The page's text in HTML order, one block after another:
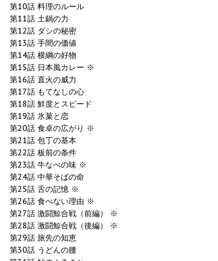
第10話 料理のルール
第11話 土鍋の力
第12話 ダシの秘密
第13話 手間の価値
第14話 横綱の好物
第15話 日本風カレー ※
第16話 直火の威力
第17話 もてなしの心
第18話 鮮度とスピード
第19話 氷菓と恋
第20話 食卓の広がり ※
第21話 包丁の基本
第22話 板前の条件
第23話 牛なべの味 ※
第24話 中華そばの命
第25話 舌の記憶 ※
第26話 食べない理由 ※
第27話 激闘鯨合戦（前編） ※
第28話 激闘鯨合戦（後編） ※
第29話 旅先の知恵
第30話 うどんの腰